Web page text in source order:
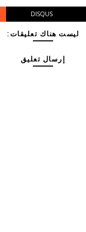
DISQUS
ليست هناك تعليقات:
إرسال تعليق